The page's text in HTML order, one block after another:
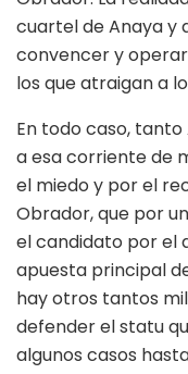
cuartel de Anaya y
convencer y
los que atraigan a
En todo caso,
a esa corriente de
el miedo y por el
Obrador, que por
el candidato por el
apuesta principal
hay otros tantos
defender el statu
algunos casos